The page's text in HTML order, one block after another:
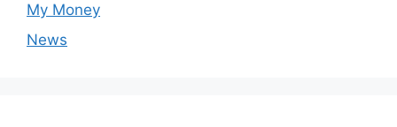
My Money
News